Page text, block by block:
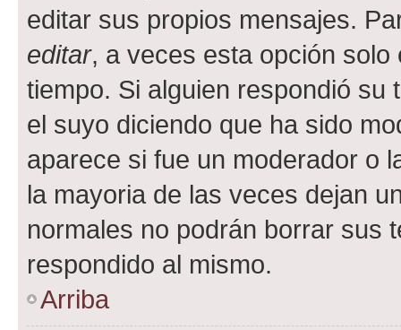
editar sus propios mensajes.
editar, a veces esta opción
tiempo. Si alguien respondió su
el suyo diciendo que ha sido
aparece si fue un moderador o
la mayoria de las veces dejan
normales no podrán borrar sus
respondido al mismo.
Arriba